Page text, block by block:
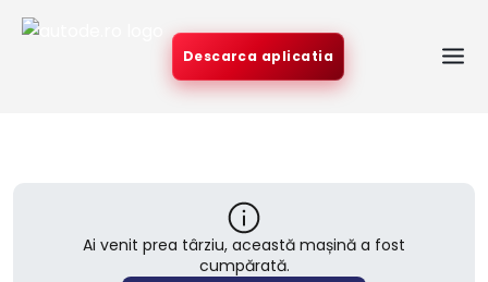
Descarca aplicatia
Ai venit prea târziu, această mașină a fost
cumpărată.